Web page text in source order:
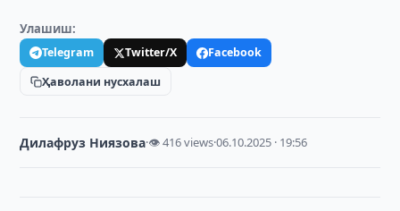
Улашиш:
Telegram Twitter/X
Facebook
Ҳаволани нусхалаш
Дилафруз Ниязова·👁 416 views·06.10.2025 · 19:56